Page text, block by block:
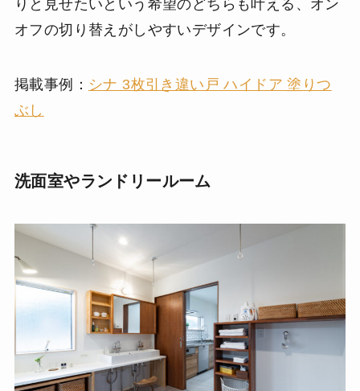
りと見せたいという希望のどちらも叶える、オン
オフの切り替えがしやすいデザインです。
掲載事例： シナ 3枚引き違い戸 ハイドア 塗りつ
ぶし
洗面室やランドリールーム